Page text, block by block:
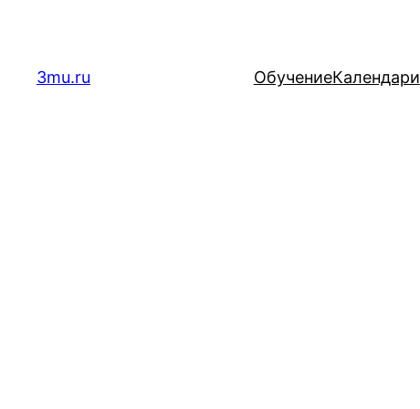
содержимому
3mu.ru ОбучениеКалендари